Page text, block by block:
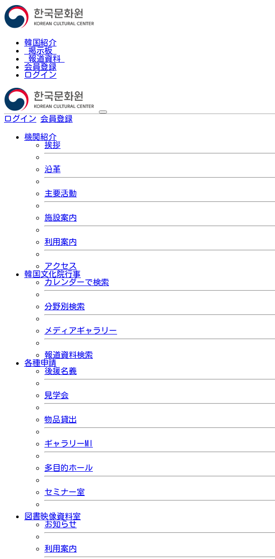
韓国紹介
掲示板
報道資料
会員登録
ログイン
ログイン 会員登録
機関紹介
挨拶
沿革
主要活動
施設案内
利用案内
アクセス
韓国文化院行事
カレンダーで検索
分野別検索
メディアギャラリー
報道資料検索
各種申請
後援名義
見学会
物品貸出
ギャラリーMI
多目的ホール
セミナー室
図書映像資料室
お知らせ
利用案内